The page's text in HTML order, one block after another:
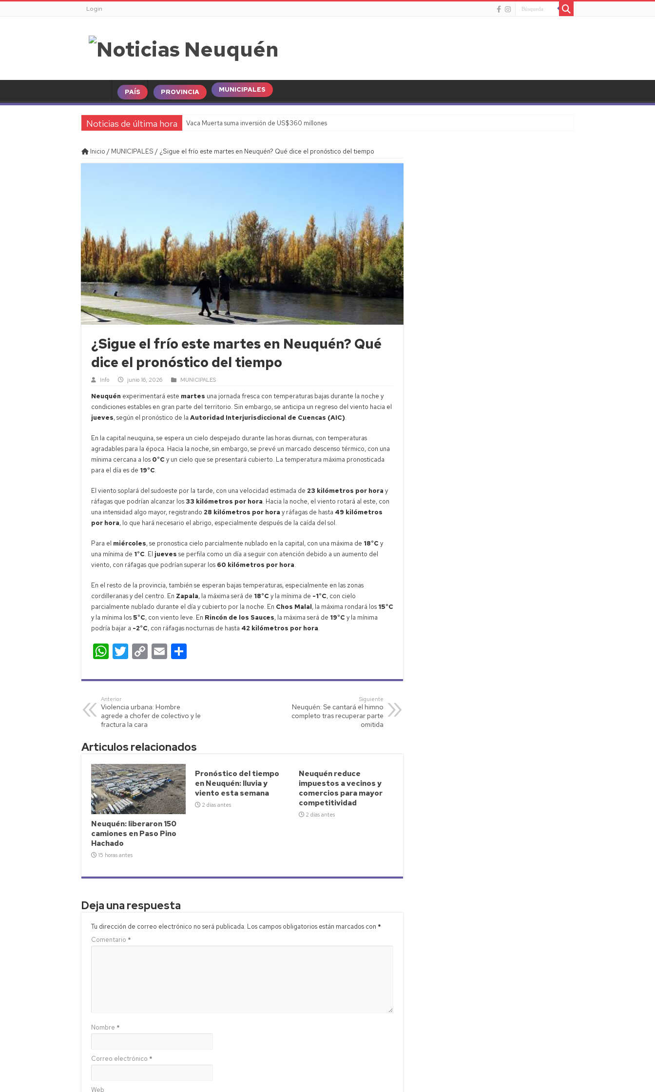
Login
PAÍS PROVINCIA MUNICIPALES
Noticias de última hora Vaca Muerta suma inversión de US$360 millones
Inicio / MUNICIPALES / ¿Sigue el frío este martes en Neuquén? Qué dice el pronóstico del tiempo
¿Sigue el frío este martes en Neuquén? Qué
dice el pronóstico del tiempo
Info junio 16, 2026 MUNICIPALES
Neuquén experimentará este martes una jornada fresca con temperaturas bajas durante la noche y
condiciones estables en gran parte del territorio. Sin embargo, se anticipa un regreso del viento hacia el
jueves, según el pronóstico de la Autoridad Interjurisdiccional de Cuencas (AIC).
En la capital neuquina, se espera un cielo despejado durante las horas diurnas, con temperaturas
agradables para la época. Hacia la noche, sin embargo, se prevé un marcado descenso térmico, con una
mínima cercana a los 0°C y un cielo que se presentará cubierto. La temperatura máxima pronosticada
para el día es de 19°C.
El viento soplará del sudoeste por la tarde, con una velocidad estimada de 23 kilómetros por hora y
ráfagas que podrían alcanzar los 33 kilómetros por hora. Hacia la noche, el viento rotará al este, con
una intensidad algo mayor, registrando 28 kilómetros por hora y ráfagas de hasta 49 kilómetros
por hora, lo que hará necesario el abrigo, especialmente después de la caída del sol.
Para el miércoles, se pronostica cielo parcialmente nublado en la capital, con una máxima de 18°C y
una mínima de 1°C. El jueves se perfila como un día a seguir con atención debido a un aumento del
viento, con ráfagas que podrían superar los 60 kilómetros por hora.
En el resto de la provincia, también se esperan bajas temperaturas, especialmente en las zonas
cordilleranas y del centro. En Zapala, la máxima será de 18°C y la mínima de -1°C, con cielo
parcialmente nublado durante el día y cubierto por la noche. En Chos Malal, la máxima rondará los 15°C
y la mínima los5°C, con viento leve. En Rincón de los Sauces, la máxima será de 19°C y la mínima
podría bajar a -2°C, con ráfagas nocturnas de hasta 42 kilómetros por hora.
W
at
s
A
p
p
T
tt
C
p
Li
E
ail m
ar
Anterior
Violencia urbana: Hombre
agrede a chofer de colectivo y le
fractura la cara
Siguiente
Neuquén: Se cantará el himno
completo tras recuperar parte
omitida
Articulos relacionados
Neuquén: liberaron 150
camiones en Paso Pino
Hachado
15 horas antes
Pronóstico del tiempo
en Neuquén: lluvia y
viento esta semana
2 días antes
Neuquén reduce
impuestos a vecinos y
comercios para mayor
competitividad
2 días antes
Deja una respuesta
Tu dirección de correo electrónico no será publicada. Los campos obligatorios están marcados con *
Comentario *
Nombre *
Correo electrónico *
Web